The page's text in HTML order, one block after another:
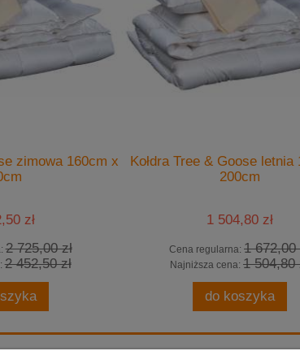
zimowa 160cm x
zł
2 725,00 zł
2 452,50 zł
Kołdra Tree & Goose letnia
200cm
1 504,80 zł
Cena regularna: 1 672,00
Najniższa cena: 1 504,80
do koszyka